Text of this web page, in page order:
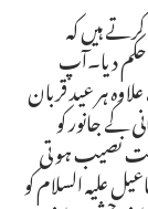
ہیں کہ
دیا۔آپ
ہر عید قربان
کے جانور کو
نصیب ہو تی
علیہ السلام کو